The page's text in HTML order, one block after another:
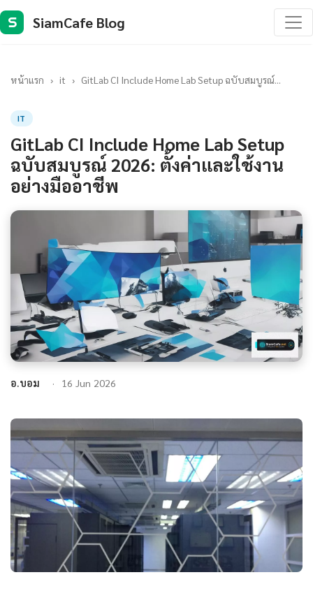
S SiamCafe Blog
หน้าแรก › it › GitLab CI Include Home Lab Setup ฉบับสมบูรณ์...
IT
GitLab CI Include Home Lab Setup
ฉบับสมบูรณ์ 2026: ตั้งค่าและใช้งาน
อย่างมืออาชีพ
อ.บอม 16 Jun 2026